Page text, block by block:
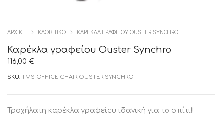
ΑΡΧΙΚΉ ΚΑΘΙΣΤΙΚΟ ΚΑΡΈΚΛΑ ΓΡΑΦΕΊΟΥ OUSTER SYNCHRO
Καρέκλα γραφείου Ouster Synchro
116,00 €
SKU: TMS OFFICE CHAIR OUSTER SYNCHRO
Τροχήλατη καρέκλα γραφείου ιδανική για το σπίτι!!